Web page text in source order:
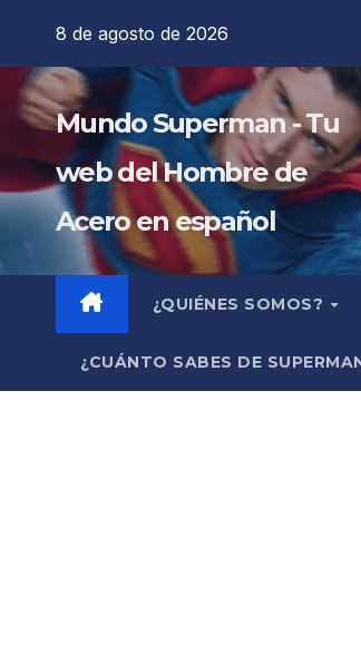
contenido
8 de agosto de 2026
Mundo Superman - Tu
web del Hombre de
Acero en español
¿QUIÉNES SOMOS?
¿CUÁNTO SABES DE